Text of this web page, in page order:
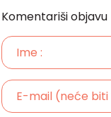
Komentariši objavu